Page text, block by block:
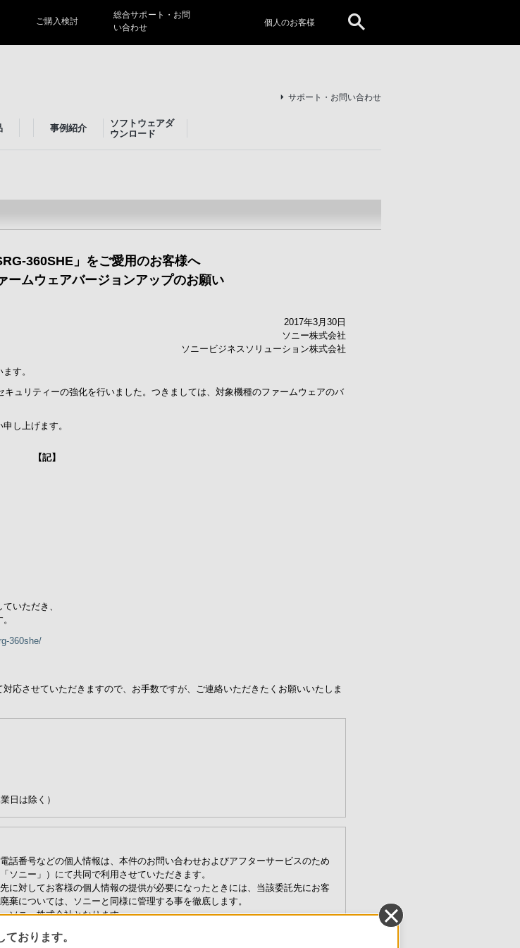
ご購入検討
総合サポート・お問
い合わせ
個人のお客様
サポート・お問い合わせ
事例紹介
ソフトウェアダ
ウンロード
360SHE」をご愛用のお客様へ
ームウェアバージョンアップのお願い
2017年3月30日
ソニー株式会社
ソニービジネスソリューション株式会社
す。
ュリティーの強化を行いました。つきましては、対象機種のファームウェアのバ
し上げます。
【記】
いただき、
360she/
応させていただきますので、お手数ですが、ご連絡いただきたくお願いいたしま
日は除く）
話番号などの個人情報は、本件のお問い合わせおよびアフターサービスのため
ソニー」）にて共同で利用させていただきます。
に対してお客様の個人情報の提供が必要になったときには、当該委託先にお客
については、ソニーと同様に管理する事を徹底します。
ソニー株式会社となります。
につきましては、「
おります。